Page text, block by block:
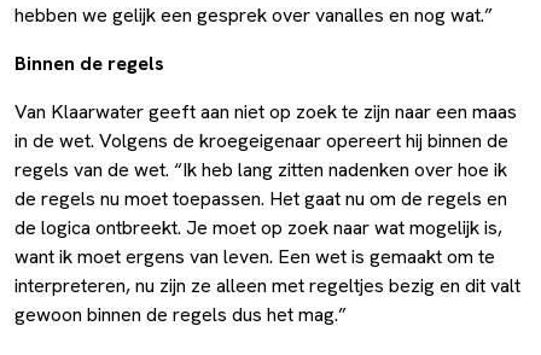
hebben we gelijk een gesprek over vanalles en nog wat.”
Binnen de regels
Van Klaarwater geeft aan niet op zoek te zijn naar een maas
in de wet. Volgens de kroegeigenaar opereert hij binnen de
regels van de wet. “Ik heb lang zitten nadenken over hoe ik
de regels nu moet toepassen. Het gaat nu om de regels en
de logica ontbreekt. Je moet op zoek naar wat mogelijk is,
want ik moet ergens van leven. Een wet is gemaakt om te
interpreteren, nu zijn ze alleen met regeltjes bezig en dit valt
gewoon binnen de regels dus het mag.”